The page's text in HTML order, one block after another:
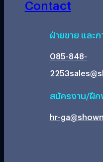
Contact
ฝ่ายขาย และ
085-848-
2253
สมัครงาน/ฝึก
hr-